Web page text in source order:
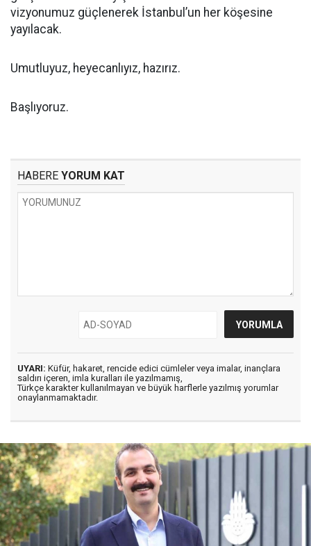
vizyonumuz güçlenerek İstanbul’un her köşesine
yayılacak.
Umutluyuz, heyecanlıyız, hazırız.
Başlıyoruz.
HABERE YORUM KAT
UYARI: Küfür, hakaret, rencide edici cümleler veya imalar, inançlara
saldırı içeren, imla kuralları ile yazılmamış,
Türkçe karakter kullanılmayan ve büyük harflerle yazılmış yorumlar
onaylanmamaktadır.